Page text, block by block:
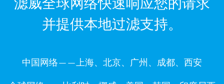
滤威全球网络快速响应您的请求
并提供本地过滤支持。
中国网络——上海、北京、广州、成都、西安